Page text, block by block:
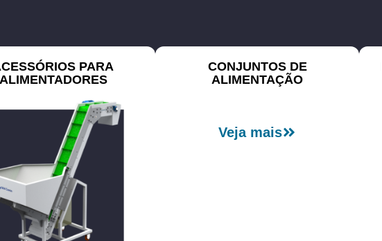
PARA
CONJUNTOS DE
ALIMENTAÇÃO
Veja mais